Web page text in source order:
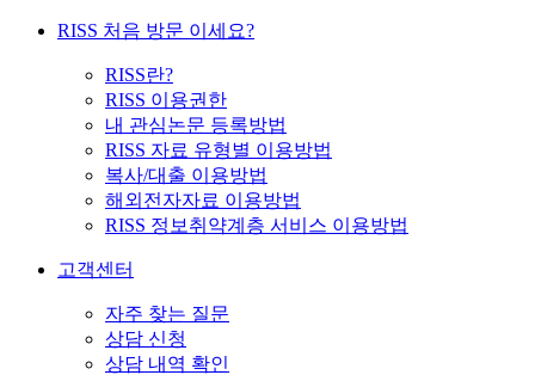
RISS 처음 방문 이세요?
RISS란?
RISS 이용권한
내 관심논문 등록방법
RISS 자료 유형별 이용방법
복사/대출 이용방법
해외전자자료 이용방법
RISS 정보취약계층 서비스 이용방법
고객센터
자주 찾는 질문
상담 신청
상담 내역 확인